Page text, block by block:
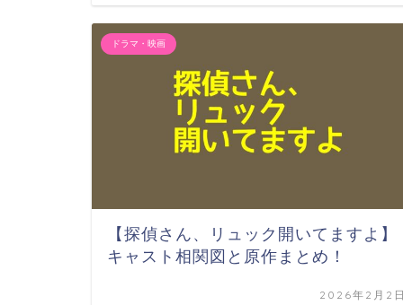
ドラマ・映画
【探偵さん、リュック開いてますよ】
キャスト相関図と原作まとめ！
2026年2月2